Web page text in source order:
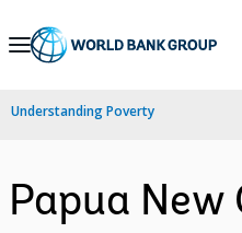
Skip
Navigation
Understanding Poverty
Papua New